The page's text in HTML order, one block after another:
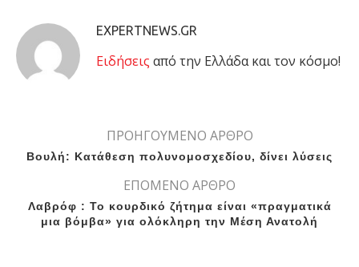
EXPERTNEWS.GR
Eιδήσεις από την Ελλάδα και τον κόσμο!
ΠΡΟΗΓΟΥΜΕΝΟ ΑΡΘΡΟ
Βουλή: Κατάθεση πολυνομοσχεδίου, δίνει λύσεις
ΕΠΟΜΕΝΟ ΑΡΘΡΟ
Λαβρόφ : Το κουρδικό ζήτημα είναι «πραγματικά
μια βόμβα» για ολόκληρη την Μέση Ανατολή